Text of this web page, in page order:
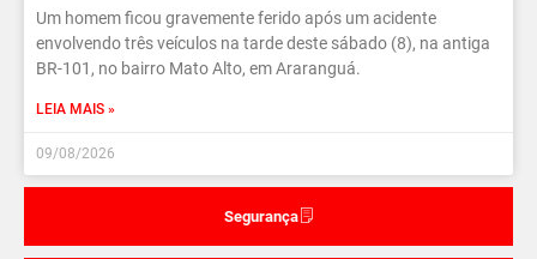
Segurança
Um homem ficou gravemente ferido após um acidente
envolvendo três veículos na tarde deste sábado (8), na antiga
BR-101, no bairro Mato Alto, em Araranguá.
LEIA MAIS »
09/08/2026